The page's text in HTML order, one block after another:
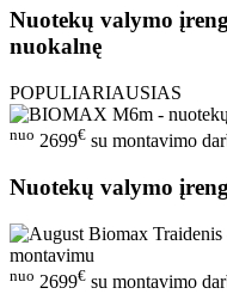
Nuotekų valymo
nuokalnę
POPULIARIAUSIAS
nuo 2699€ su montavimo
Nuotekų valymo
nuo 2699€ su montavimo